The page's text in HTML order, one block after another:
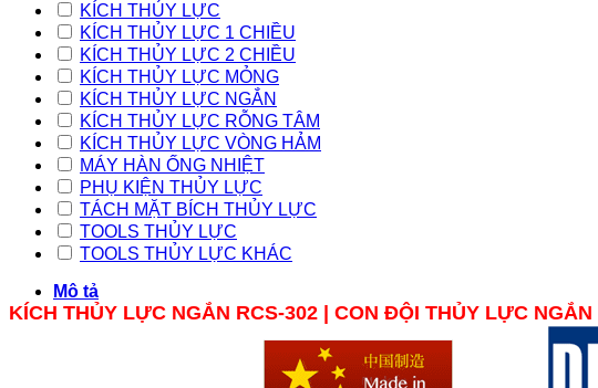
KÍCH THỦY LỰC
KÍCH THỦY LỰC 1 CHIỀU
KÍCH THỦY LỰC 2 CHIỀU
KÍCH THỦY LỰC MỎNG
KÍCH THỦY LỰC NGẮN
KÍCH THỦY LỰC RỖNG TÂM
KÍCH THỦY LỰC VÒNG HẢM
MÁY HÀN ỐNG NHIỆT
PHỤ KIỆN THỦY LỰC
TÁCH MẶT BÍCH THỦY LỰC
TOOLS THỦY LỰC
TOOLS THỦY LỰC KHÁC
Mô tả
KÍCH THỦY LỰC NGẮN RCS-302 | CON ĐỘI THỦY LỰC NGẮN